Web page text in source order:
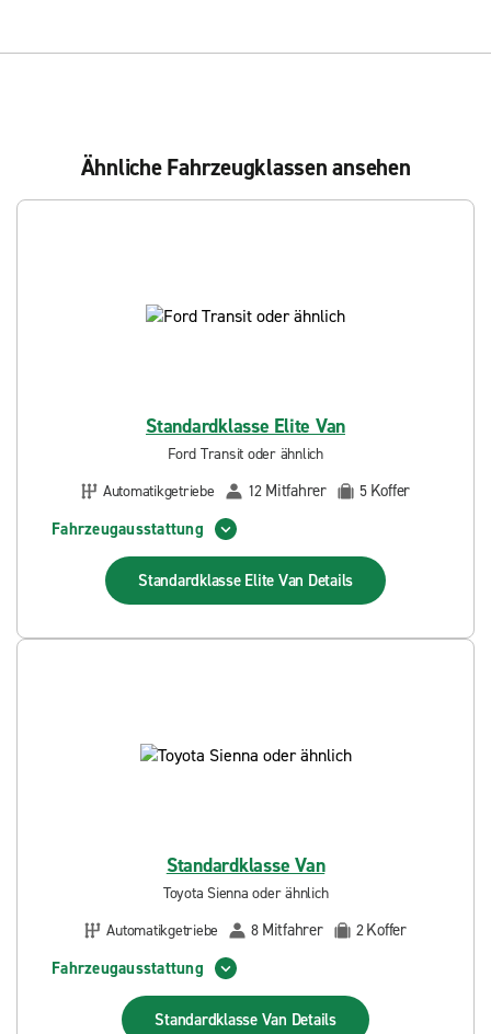
Ähnliche Fahrzeugklassen ansehen
Standardklasse Elite Van
Ford Transit oder ähnlich
Automatikgetriebe
12 Mitfahrer 5 Koffer
Fahrzeugausstattung
Standardklasse Elite Van Details
Standardklasse Van
Toyota Sienna oder ähnlich
Automatikgetriebe
8 Mitfahrer 2Koffer
Fahrzeugausstattung
Standardklasse Van Details